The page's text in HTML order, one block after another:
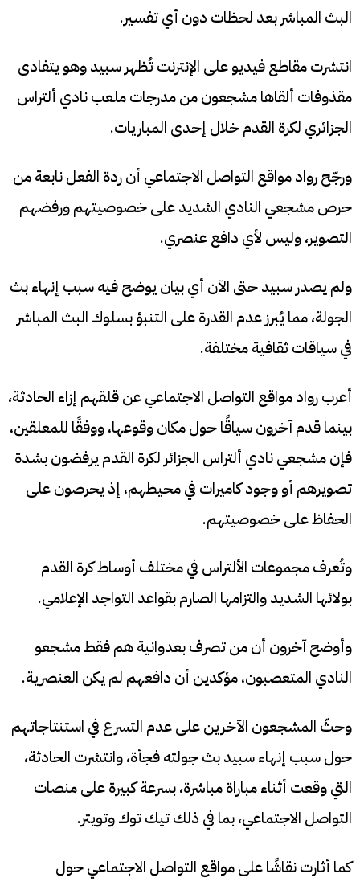
البث المباشر بعد لحظات دون أي تفسير.
انتشرت مقاطع فيديو على الإنترنت تُظهر سبيد وهو يتفادى
مقذوفات ألقاها مشجعون من مدرجات ملعب نادي ألتراس
الجزائري لكرة القدم خلال إحدى المباريات.
ورجّح رواد مواقع التواصل الاجتماعي أن ردة الفعل نابعة من
حرص مشجعي النادي الشديد على خصوصيتهم ورفضهم
التصوير، وليس لأي دافع عنصري.
ولم يصدر سبيد حتى الآن أي بيان يوضح فيه سبب إنهاء بث
الجولة، مما يُبرز عدم القدرة على التنبؤ بسلوك البث المباشر
في سياقات ثقافية مختلفة.
أعرب رواد مواقع التواصل الاجتماعي عن قلقهم إزاء الحادثة،
بينما قدم آخرون سياقًا حول مكان وقوعها، ووفقًا للمعلقين،
فإن مشجعي نادي ألتراس الجزائر لكرة القدم يرفضون بشدة
تصويرهم أو وجود كاميرات في محيطهم، إذ يحرصون على
الحفاظ على خصوصيتهم.
وتُعرف مجموعات الألتراس في مختلف أوساط كرة القدم
بولائها الشديد والتزامها الصارم بقواعد التواجد الإعلامي.
وأوضح آخرون أن من تصرف بعدوانية هم فقط مشجعو
النادي المتعصبون، مؤكدين أن دافعهم لم يكن العنصرية.
وحثّ المشجعون الآخرين على عدم التسرع في استنتاجاتهم
حول سبب إنهاء سبيد بث جولته فجأة، وانتشرت الحادثة،
التي وقعت أثناء مباراة مباشرة، بسرعة كبيرة على منصات
التواصل الاجتماعي، بما في ذلك تيك توك وتويتر.
كما أثارت نقاشًا على مواقع التواصل الاجتماعي حول